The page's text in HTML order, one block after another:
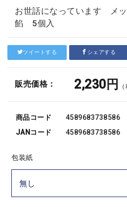
お世話になっています メ
餡 5個入
ツイートする シェアする
販売価格： 2,230円
商品コード
4589683738586
JANコード
4589683738586
包装紙